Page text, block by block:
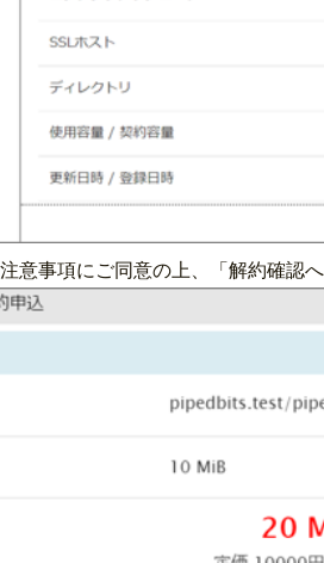
意事項にご同意の上、「解約確認